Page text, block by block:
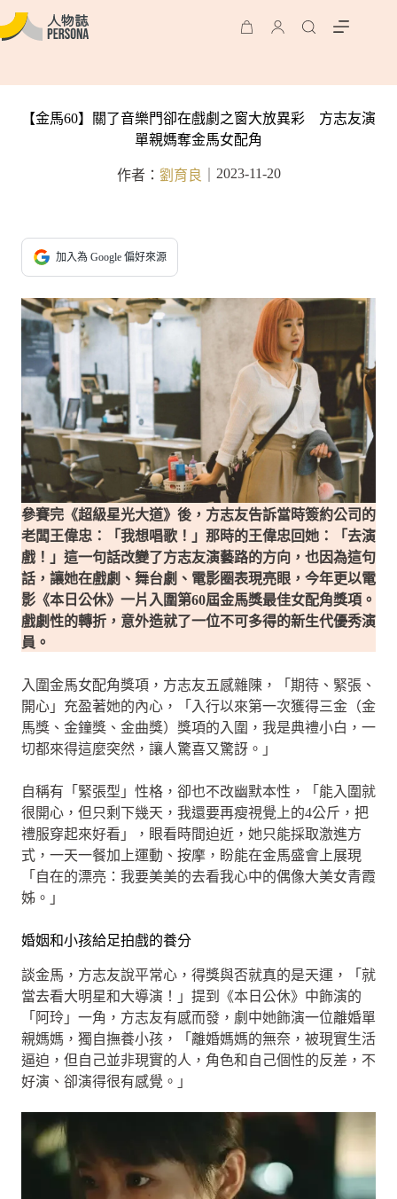
【金馬60】關了音樂門卻在戲劇之窗大放異彩 方志友演
單親媽奪金馬女配角
作者： 劉育良 2023-11-20
加入為 Google 偏好來源
參賽完《超級星光大道》後，方志友告訴當時簽約公司的
老闆王偉忠：「我想唱歌！」那時的王偉忠回她：「去演
戲！」這一句話改變了方志友演藝路的方向，也因為這句
話，讓她在戲劇、舞台劇、電影圈表現亮眼，今年更以電
影《本日公休》一片入圍第60屆金馬獎最佳女配角獎項。
戲劇性的轉折，意外造就了一位不可多得的新生代優秀演
員。
入圍金馬女配角獎項，方志友五感雜陳，「期待、緊張、
開心」充盈著她的內心，「入行以來第一次獲得三金（金
馬獎、金鐘獎、金曲獎）獎項的入圍，我是典禮小白，一
切都來得這麼突然，讓人驚喜又驚訝。」
自稱有「緊張型」性格，卻也不改幽默本性，「能入圍就
很開心，但只剩下幾天，我還要再瘦視覺上的4公斤，把
禮服穿起來好看」，眼看時間迫近，她只能採取激進方
式，一天一餐加上運動、按摩，盼能在金馬盛會上展現
「自在的漂亮：我要美美的去看我心中的偶像大美女青霞
姊。」
婚姻和小孩給足拍戲的養分
談金馬，方志友說平常心，得獎與否就真的是天運，「就
當去看大明星和大導演！」提到《本日公休》中飾演的
「阿玲」一角，方志友有感而發，劇中她飾演一位離婚單
親媽媽，獨自撫養小孩，「離婚媽媽的無奈，被現實生活
逼迫，但自己並非現實的人，角色和自己個性的反差，不
好演、卻演得很有感覺。」